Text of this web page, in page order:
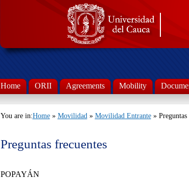
Home ORII Agreements Mobility
You are in:Home» Movilidad» Movilidad Entrante» Preguntas
Preguntas frecuentes
POPAYÁN